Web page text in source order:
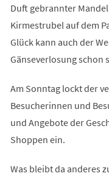
Duft gebrannter
Kirmestrubel auf dem
Glück kann auch der
Gänseverlosung schon
Am Sonntag lockt der
Besucherinnen und
und Angebote der
Shoppen ein.
Was bleibt da anderes